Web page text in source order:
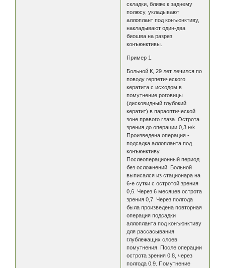
складки, ближе к заднему
полюсу, укладывают
аллоплант под конъюнктиву,
накладывают один-два
биошва на разрез
конъюнктивы.
Пример 1.
Больной К, 29 лет лечился по
поводу герпетического
кератита с исходом в
помутнение роговицы
(дисковидный глубокий
кератит) в параоптической
зоне правого глаза. Острота
зрения до операции 0,3 н/к.
Произведена операция -
подсадка аллопланта под
конъюнктиву.
Послеоперационный период
без осложнений. Больной
выписался из стационара на
6-е сутки с остротой зрения
0,6. Через 6 месяцев острота
зрения 0,7. Через полгода
была произведена повторная
операция подсадки
аллопланта под конъюнктиву
для рассасывания
глублежащих слоев
помутнения. После операции
острота зрения 0,8, через
полгода 0,9. Помутнение